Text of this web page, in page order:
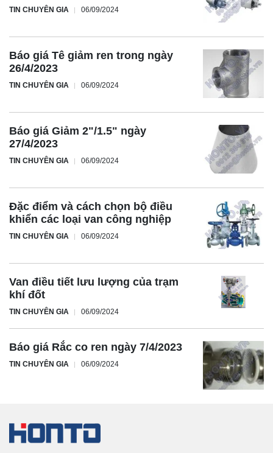
TIN CHUYÊN GIA 06/09/2024
Báo giá Tê giảm ren trong ngày
26/4/2023
TIN CHUYÊN GIA 06/09/2024
Báo giá Giảm 2"/1.5" ngày
27/4/2023
TIN CHUYÊN GIA 06/09/2024
Đặc điểm và cách chọn bộ điều
khiển các loại van công nghiệp
TIN CHUYÊN GIA 06/09/2024
Van điều tiết lưu lượng của trạm
khí đốt
TIN CHUYÊN GIA 06/09/2024
Báo giá Rắc co ren ngày 7/4/2023
TIN CHUYÊN GIA 06/09/2024